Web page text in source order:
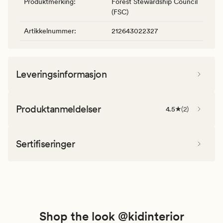
(FSC)
Artikkelnummer: 212643022327
Leveringsinformasjon
Produktanmeldelser 4.5 (2)
Sertifiseringer
Shop the look @kidinterior